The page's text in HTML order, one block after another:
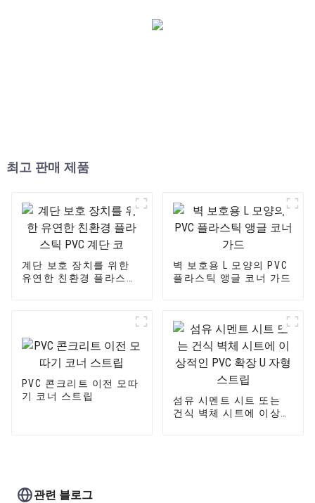
최고 판매 제품
계단 보호 장치를 위한
유연한 친환경 플라스틱
벽 보호용 L 모양의 PVC
플라스틱 앵글 코너 가드
PVC 콘크리트 이전 모따
기 코너 스트립
섬유 시멘트 시트 또는
건식 벽체 시트에 이상적
관련 블로그